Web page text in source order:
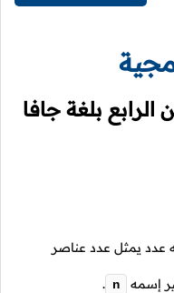
الرابع بلغة جافا
عدد يمثل عدد عناصر
إسمه n
.